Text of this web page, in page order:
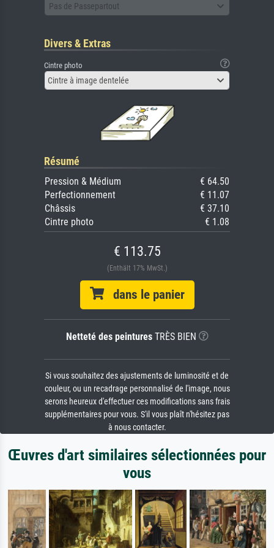
Pas de Passepartout
Divers & Extras
Cintre photo
Cintre à image dentelée
Résumé
Pression & Médium
€ 64.50
Perfectionnement
€ 11.07
Châssis
€ 37.10
Cintre photo
€ 1.08
€ 113.75
(Enthält 17% MwSt.)
dans le panier
Netteté des peinturesTRÈS BIEN
Si vous souhaitez des ajustements de luminosité et de
couleur, ou un recadrage personnalisé de l'image, nous
serons heureux d'effectuer ces modifications sans frais
supplémentaires pour vous. S'il vous plaît n'hésitez pas
à nous contacter.
Œuvres d'art similaires sélectionnées pour
vous